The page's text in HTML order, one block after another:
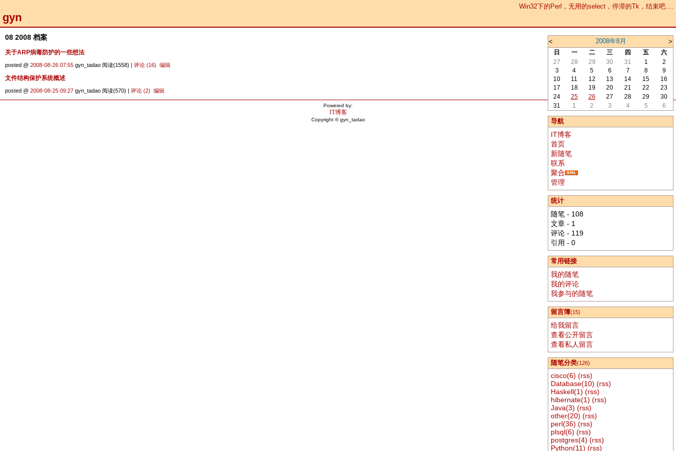
gyn
Win32下的Perl，无用的select，停滞的Tk，结束吧....
08 2008 档案
关于ARP病毒防护的一些想法
posted @ 2008-08-26 07:55 gyn_tadao 阅读(1558) | 评论 (16) 编辑
文件结构保护系统概述
posted @ 2008-08-25 09:27 gyn_tadao 阅读(570) | 评论 (2) 编辑
< 2008年8月 >
日 一 二 三 四 五
六
27
28 29 30 31 1
2
3
4 5 6 7 8
9
10
11 12 13 14 15
16
17
18 19 20 21 22
23
24
25 26 27 28 29
30
31
1 2 3 4 5 6
导航
IT博客
首页
新随笔
联系
聚合
管理
统计
随笔 - 108
文章 - 1
评论 - 119
引用 - 0
常用链接
我的随笔
我的评论
我参与的随笔
留言簿(15)
给我留言
查看公开留言
查看私人留言
随笔分类(126)
cisco(6) (rss)
Database(10) (rss)
Haskell(1) (rss)
hibernate(1) (rss)
Java(3) (rss)
other(20) (rss)
perl(36) (rss)
plsql(6) (rss)
postgres(4) (rss)
Python(11) (rss)
Powered by:
IT博客
Copyright © gyn_tadao